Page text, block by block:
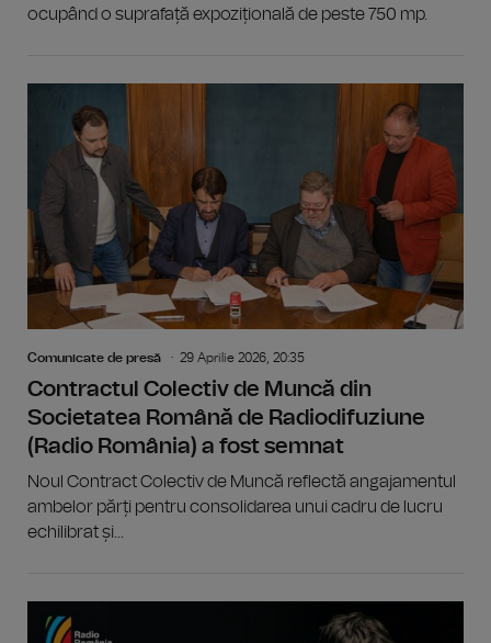
ocupând o suprafață expozițională de peste 750 mp.
Comunicate de presă 29 Aprilie 2026, 20:35
Contractul Colectiv de Muncă din
Societatea Română de Radiodifuziune
(Radio România) a fost semnat
Noul Contract Colectiv de Muncă reflectă angajamentul
ambelor părți pentru consolidarea unui cadru de lucru
echilibrat și...